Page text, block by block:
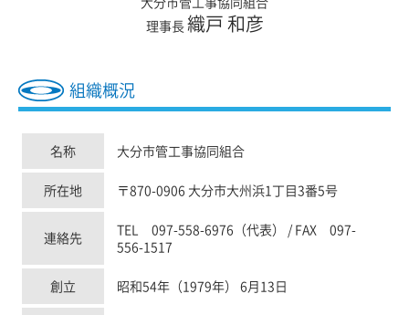
理事長織戸 和彦
組織概況
名称 大分市管工事協同組合
所在地 〒870-0906 大分市大州浜1丁目3番5号
連絡先
TEL 097-558-6976（代表） / FAX 097-
556-1517
創立 昭和54年（1979年） 6月13日